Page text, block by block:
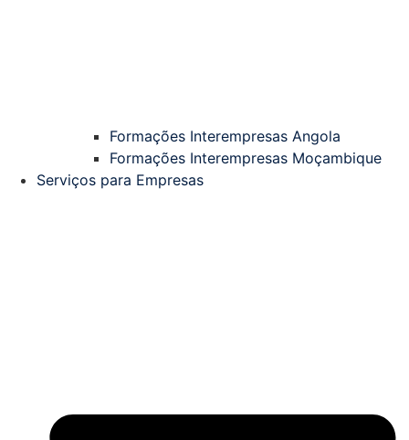
Formações Interempresas Angola
Formações Interempresas Moçambique
Serviços para Empresas